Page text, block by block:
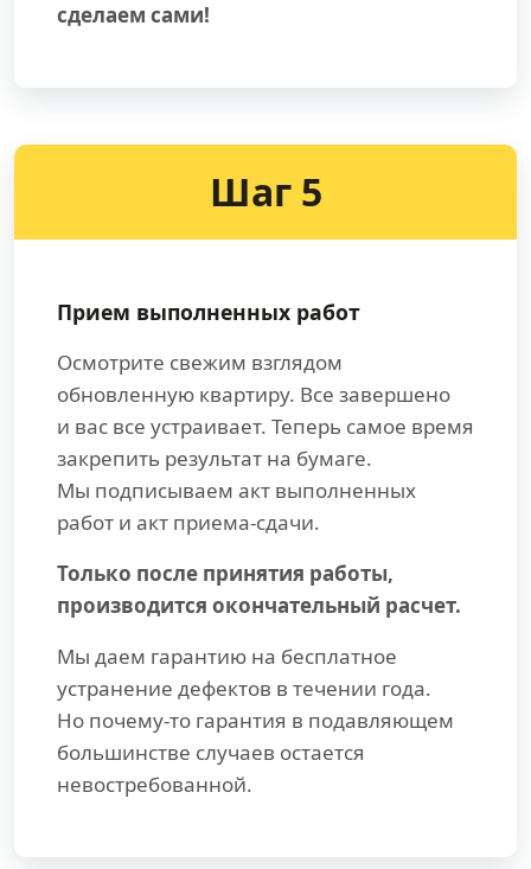
сделаем сами!
Шаг 5
Прием выполненных работ
Осмотрите свежим взглядом
обновленную квартиру. Все завершено
и вас все устраивает. Теперь самое время
закрепить результат на бумаге.
Мы подписываем акт выполненных
работ и акт приема-сдачи.
Только после принятия работы,
производится окончательный расчет.
Мы даем гарантию на бесплатное
устранение дефектов в течении года.
Но почему-то гарантия в подавляющем
большинстве случаев остается
невостребованной.